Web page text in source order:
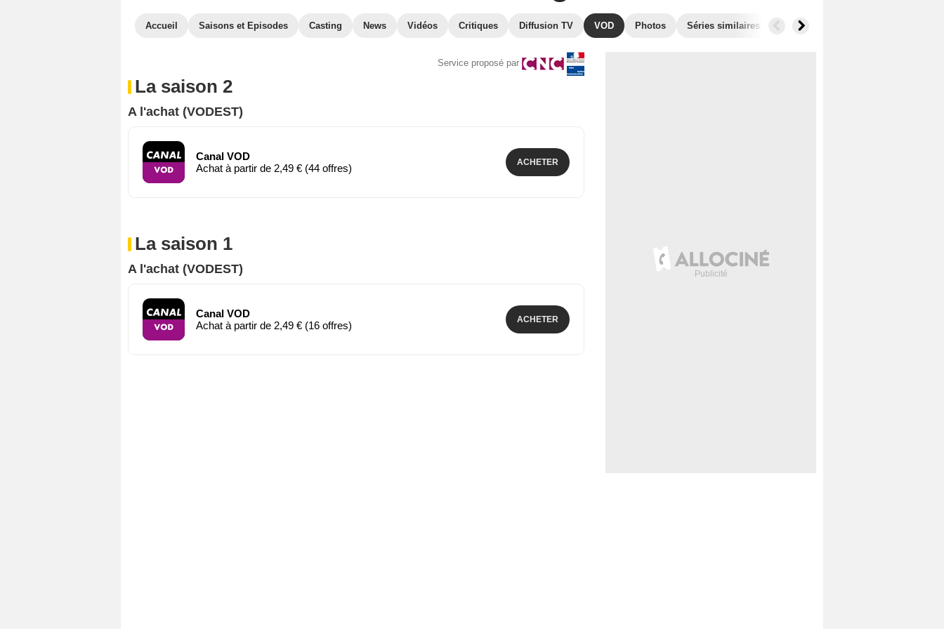
Accueil Saisons et Episodes Casting News Vidéos Critiques Diffusion TV VOD Photos Séries similaires
Service proposé par
La saison 2
A l'achat (VODEST)
Canal VOD
Achat à partir de 2,49 € (44 offres)
ACHETER
La saison 1
A l'achat (VODEST)
Canal VOD
Achat à partir de 2,49 € (16 offres)
ACHETER